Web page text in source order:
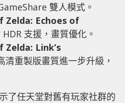
雙人模式。
Zelda: Echoes of
HDR 支援，畫質優化。
Zelda: Link’s
清重製版畫質進一步升級，
了任天堂對舊有玩家社群的